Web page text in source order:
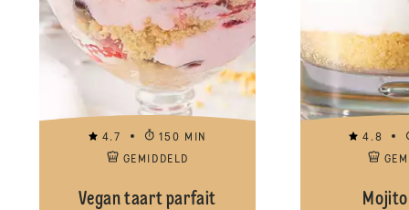
4.7
150 MIN
GEMIDDELD
Vegan taart parfait
4.8